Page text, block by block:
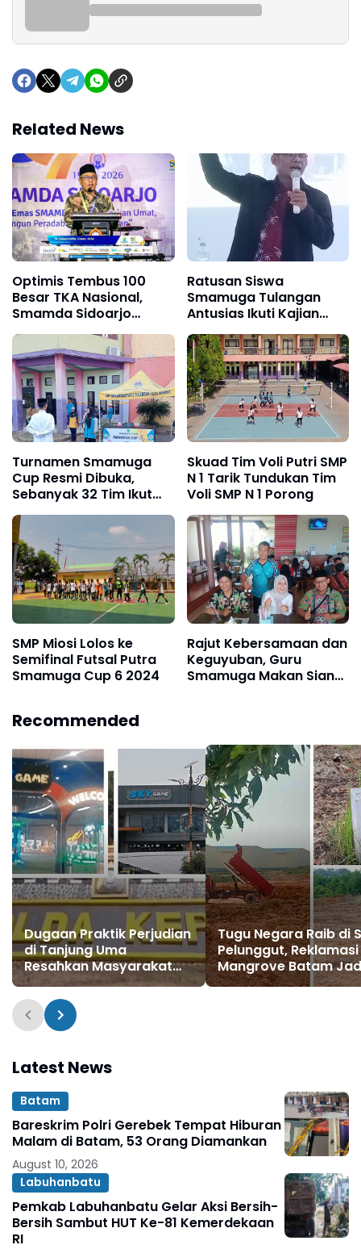
Related News
Optimis Tembus 100
Besar TKA Nasional,
Smamda Sidoarjo
Launching Class
Olympiad Program
Ratusan Siswa
Smamuga Tulangan
Antusias Ikuti Kajian
Bulanan
Turnamen Smamuga
Cup Resmi Dibuka,
Sebanyak 32 Tim Ikut
Berkompetisi
Skuad Tim Voli Putri SMP
N 1 Tarik Tundukan Tim
Voli SMP N 1 Porong
SMP Miosi Lolos ke
Semifinal Futsal Putra
Smamuga Cup 6 2024
Rajut Kebersamaan dan
Keguyuban, Guru
Smamuga Makan Siang
Recommended
Dugaan Praktik Perjudian
di Tanjung Uma
Resahkan Masyarakat
dan Tokoh Kota Batam
Tugu Negara Raib di
Pelunggut, Reklamasi
Mangrove Batam
Sorotan
Latest News
Batam
Bareskrim Polri Gerebek Tempat Hiburan
Malam di Batam, 53 Orang Diamankan
August 10, 2026
Labuhanbatu
Pemkab Labuhanbatu Gelar Aksi Bersih-
Bersih Sambut HUT Ke-81 Kemerdekaan
RI